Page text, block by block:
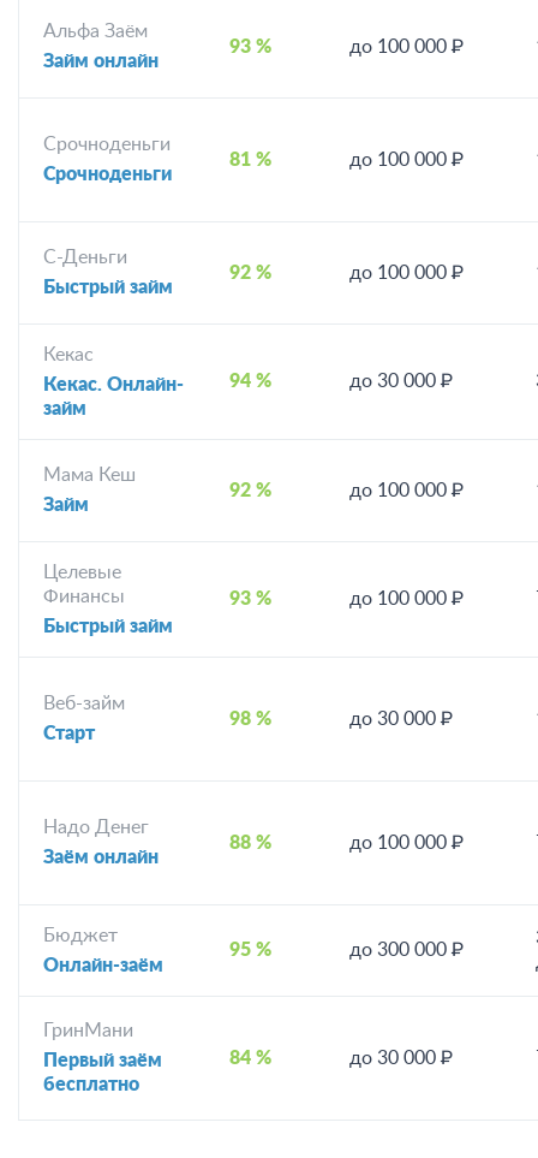
Альфа Заём
Займ онлайн
93 % до 100 000 ₽
Срочноденьги
Срочноденьги
81 % до 100 000 ₽
С-Деньги
Быстрый займ
92 % до 100 000 ₽
Кекас
Кекас. Онлайн-
займ
94 % до 30 000 ₽
Мама Кеш
Займ
92 % до 100 000 ₽
Целевые
Финансы
Быстрый займ
93 % до 100 000 ₽
Веб-займ
Старт
98 % до 30 000 ₽
Надо Денег
Заём онлайн
88 % до 100 000 ₽
Бюджет
Онлайн-заём
95 % до 300 000 ₽
ГринМани
Первый заём
бесплатно
84 % до 30 000 ₽